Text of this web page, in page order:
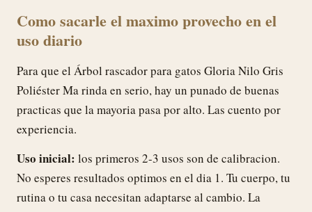
Como sacarle el maximo provecho en el
uso diario
Para que el Árbol rascador para gatos Gloria Nilo Gris
Poliéster Ma rinda en serio, hay un punado de buenas
practicas que la mayoria pasa por alto. Las cuento por
experiencia.
Uso inicial: los primeros 2-3 usos son de calibracion.
No esperes resultados optimos en el dia 1. Tu cuerpo, tu
rutina o tu casa necesitan adaptarse al cambio. La